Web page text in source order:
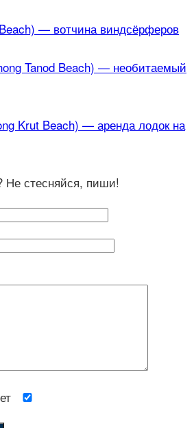
— вотчина виндсёрферов
Tanod Beach) — необитаемый
Krut Beach) — аренда лодок на
Не стесняйся, пиши!